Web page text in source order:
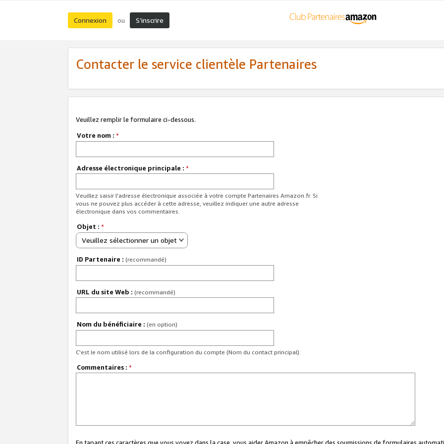
Connexion ou S’inscrire
Contacter le service clientèle Partenaires
Veuillez remplir le formulaire ci-dessous.
Votre nom : *
Adresse électronique principale : *
Veuillez saisir l'adresse électronique associée à votre compte Partenaires Amazon.fr. Si
vous ne pouvez plus accéder à cette adresse, veuillez indiquer une autre adresse
électronique dans vos commentaires.
Objet : *
Veuillez sélectionner un objet
ID Partenaire : (recommandé)
URL du site Web : (recommandé)
Nom du bénéficiaire : (en option)
C'est le nom utilisé lors de la configuration du compte (Nom du contact principal).
Commentaires : *